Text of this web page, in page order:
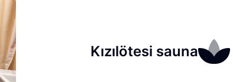
Kızılötesi sauna